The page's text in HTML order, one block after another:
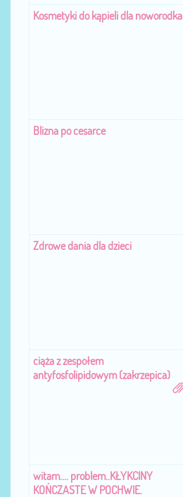
Kosmetyki do kąpieli dla noworodka
Blizna po cesarce
Zdrowe dania dla dzieci
ciąża z zespołem
antyfosfolipidowym (zakrzepica)
witam.... problem..KŁYKCINY
KOŃCZASTE W POCHWIE.